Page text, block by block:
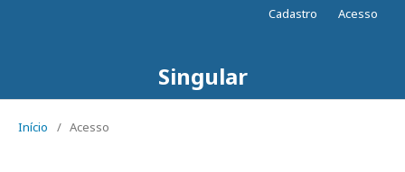
Singular
Cadastro Acesso
Início / Acesso